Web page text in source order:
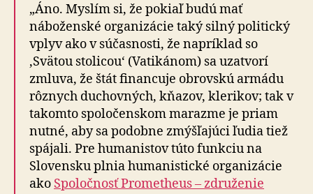
„Áno. Myslím si, že pokiaľ budú mať
náboženské organizácie taký silný politický
vplyv ako v súčasnosti, že napríklad so
‚Svätou stolicou‘ (Vatikánom) sa uzatvorí
zmluva, že štát financuje obrovskú armádu
rôznych duchovných, kňazov, klerikov; tak v
takomto spoločenskom marazme je priam
nutné, aby sa podobne zmýšľajúci ľudia tiež
spájali. Pre humanistov túto funkciu na
Slovensku plnia humanistické organizácie
ako Spoločnosť Prometheus – združenie